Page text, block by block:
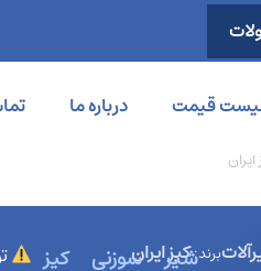
قیمت درباره ما
برند:کیز ایران
شیر سوزنی کیز